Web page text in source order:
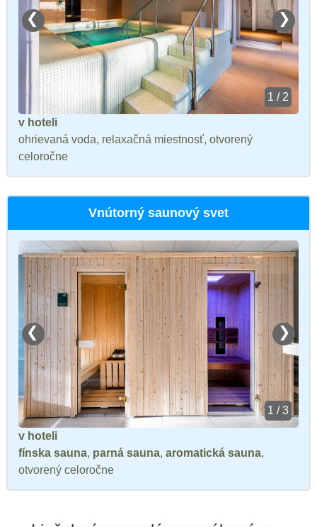
❮ ❯
1 / 2
v hoteli
ohrievaná voda, relaxačná miestnosť, otvorený
celoročne
Vnútorný saunový svet
❮ ❯
1 / 3
v hoteli
fínska sauna, parná sauna, aromatická sauna,
otvorený celoročne